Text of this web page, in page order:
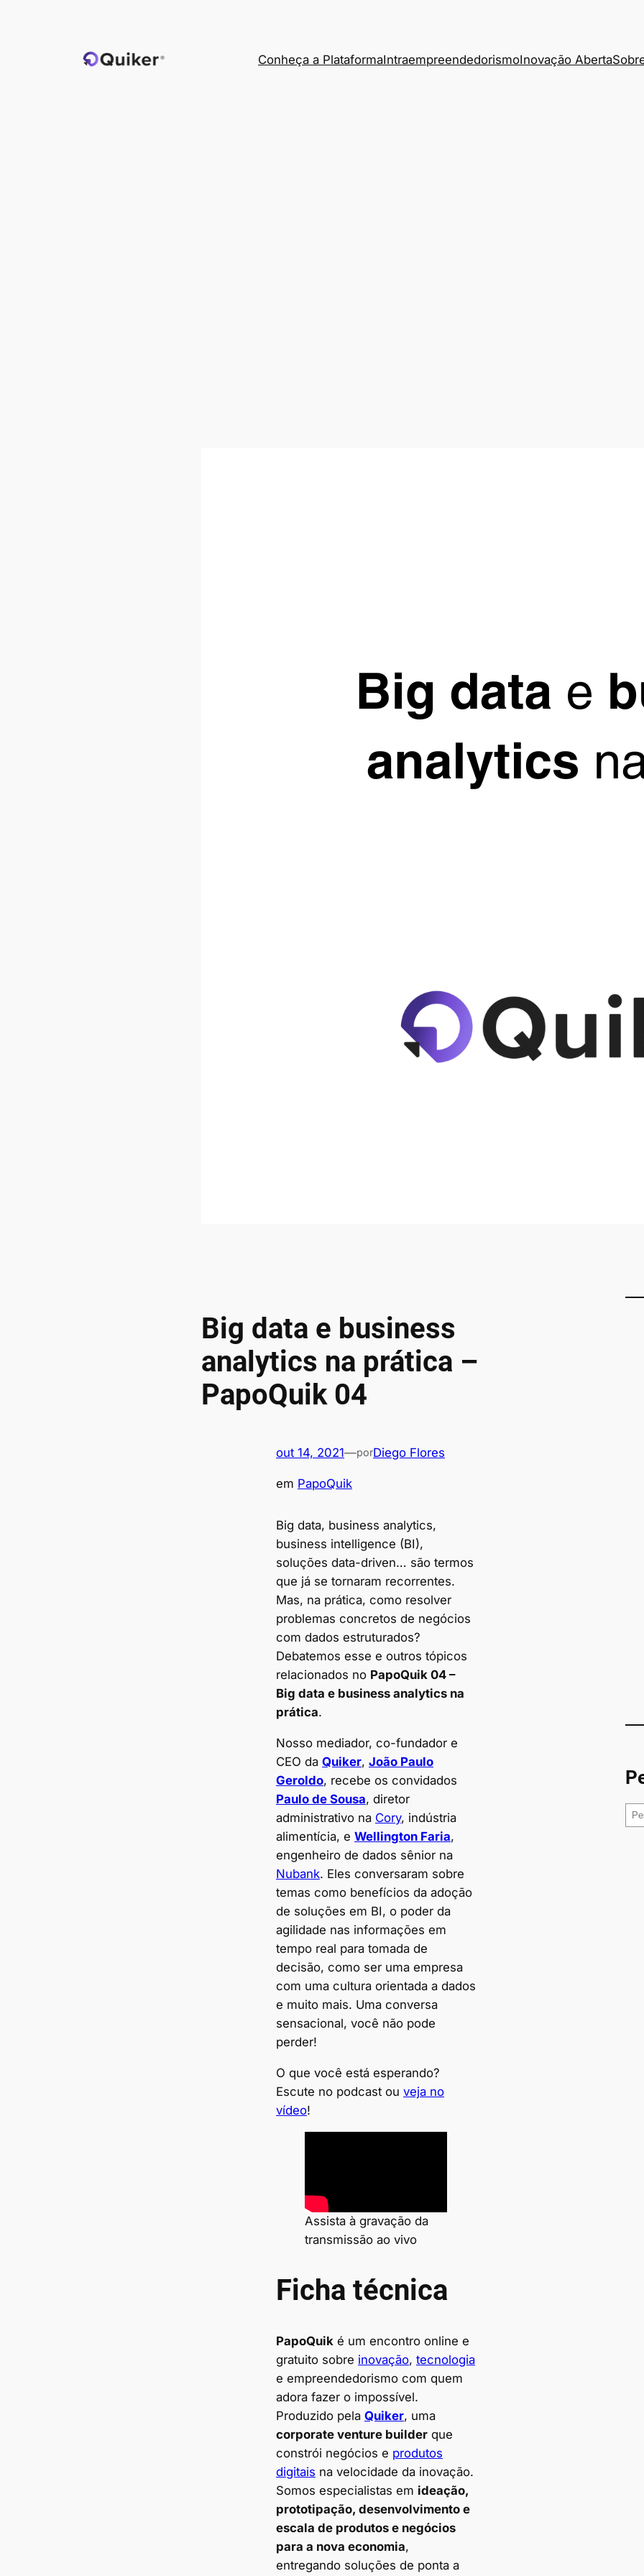
Conheça a PlataformaIntraempreendedorismoInovação Aberta
Big data e business
analytics na prática –
PapoQuik 04
out 14, 2021—porDiego Flores
em PapoQuik
Big data, business analytics,
business intelligence (BI),
soluções data-driven… são termos
que já se tornaram recorrentes.
Mas, na prática, como resolver
problemas concretos de negócios
com dados estruturados?
Debatemos esse e outros tópicos
relacionados no PapoQuik 04 –
Big data e business analytics na
prática.
Nosso mediador, co-fundador e
CEO da Quiker, João Paulo
Geroldo, recebe os convidados
Paulo de Sousa, diretor
administrativo na Cory, indústria
alimentícia, e Wellington Faria,
engenheiro de dados sênior na
Nubank. Eles conversaram sobre
temas como benefícios da adoção
de soluções em BI, o poder da
agilidade nas informações em
tempo real para tomada de
decisão, como ser uma empresa
com uma cultura orientada a dados
e muito mais. Uma conversa
sensacional, você não pode
perder!
O que você está esperando?
Escute no podcast ou veja no
vídeo!
Assista à gravação da
transmissão ao vivo
Ficha técnica
PapoQuik é um encontro online e
gratuito sobre inovação, tecnologia
e empreendedorismo com quem
adora fazer o impossível.
Produzido pela Quiker, uma
corporate venture builder que
constrói negócios e produtos
digitais na velocidade da inovação.
Somos especialistas em ideação,
prototipação, desenvolvimento e
escala de produtos e negócios
para a nova economia,
entregando soluções de ponta a
P
e